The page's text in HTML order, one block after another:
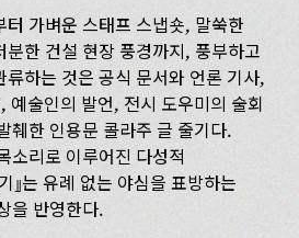
터 가벼운 스태프 스냅숏, 말쑥한
분한 건설 현장 풍경까지, 풍부하고
류하는 것은 공식 문서와 언론 기사,
예술인의 발언, 전시 도우미의 술회
췌한 인용문 콜라주 글 줄기다.
소리로 이루어진 다성적
는 유례 없는 야심을 표방하는
을 반영한다.